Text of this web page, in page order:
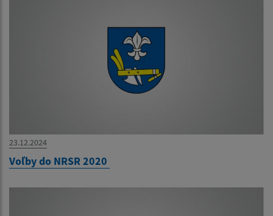
23.12.2024
Voľby do NRSR 2020